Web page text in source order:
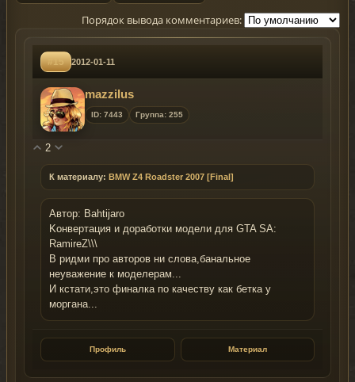
Порядок вывода комментариев:
#15 2012-01-11
mazzilus
ID: 7443 Группа: 255
2
К материалу: BMW Z4 Roadster 2007 [Final]
Автор: Bahtijaro
Kонвертация и доработки модели для GTA SA:
RamireZ\\\
В ридми про авторов ни слова,банальное
неуважение к моделерам...
И кстати,это финалка по качеству как бетка у
моргана...
Профиль Материал